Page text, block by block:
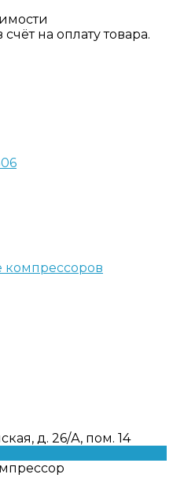
на оплату товара.
компрессоров
д. 26/А, пом. 14